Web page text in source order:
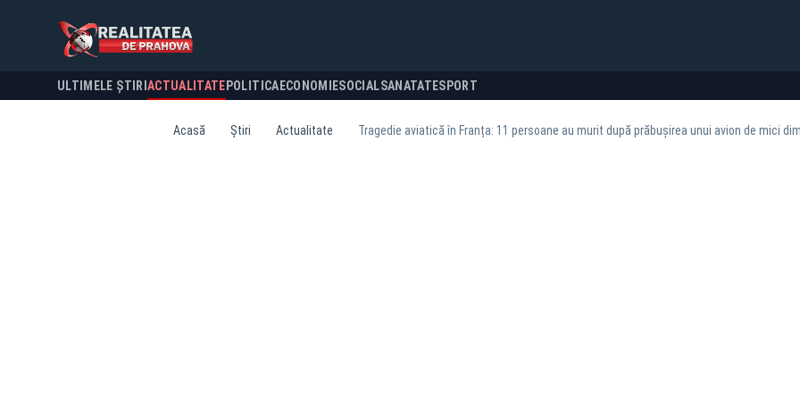
ULTIMELE ȘTIRI ACTUALITATE POLITICA ECONOMIESOCIALSANATATESPORT
Acasă Știri Actualitate Tragedie aviatică în Franța: 11 persoane au murit după prăbușirea unui avion de mici